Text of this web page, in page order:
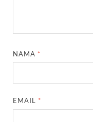
NAMA *
EMAIL *